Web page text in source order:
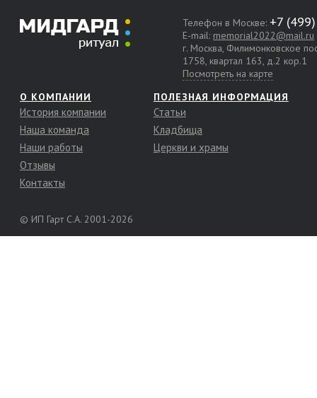
Телефон в Москве:
E-mail: memorial2022@mail.ru
г. Москва, Филимонковское
1758, квартал 163, д.2 кор.1
Посмотреть на карте
О КОМПАНИИ
История компании
Наша команда
Наши работы
Отзывы
Контакты
ПОЛЕЗНАЯ ИНФОРМАЦИЯ
Статьи
Кладбища
Церкви и храмы
© ИП Гарт С.А. 2001-2026